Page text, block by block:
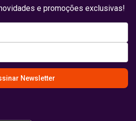
e promoções exclusivas!
Newsletter